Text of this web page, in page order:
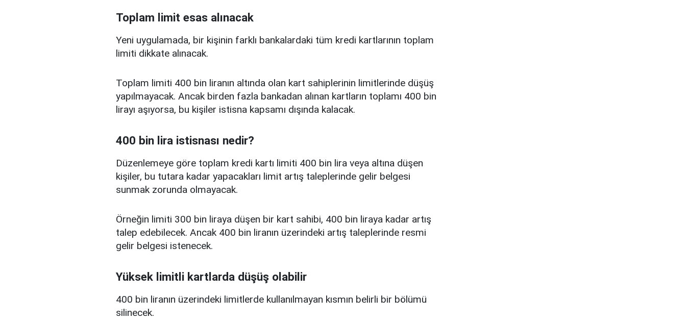
Toplam limit esas alınacak
Yeni uygulamada, bir kişinin farklı bankalardaki tüm kredi kartlarının toplam
limiti dikkate alınacak.
Toplam limiti 400 bin liranın altında olan kart sahiplerinin limitlerinde düşüş
yapılmayacak. Ancak birden fazla bankadan alınan kartların toplamı 400 bin
lirayı aşıyorsa, bu kişiler istisna kapsamı dışında kalacak.
400 bin lira istisnası nedir?
Düzenlemeye göre toplam kredi kartı limiti 400 bin lira veya altına düşen
kişiler, bu tutara kadar yapacakları limit artış taleplerinde gelir belgesi
sunmak zorunda olmayacak.
Örneğin limiti 300 bin liraya düşen bir kart sahibi, 400 bin liraya kadar artış
talep edebilecek. Ancak 400 bin liranın üzerindeki artış taleplerinde resmi
gelir belgesi istenecek.
Yüksek limitli kartlarda düşüş olabilir
400 bin liranın üzerindeki limitlerde kullanılmayan kısmın belirli bir bölümü
silinecek.